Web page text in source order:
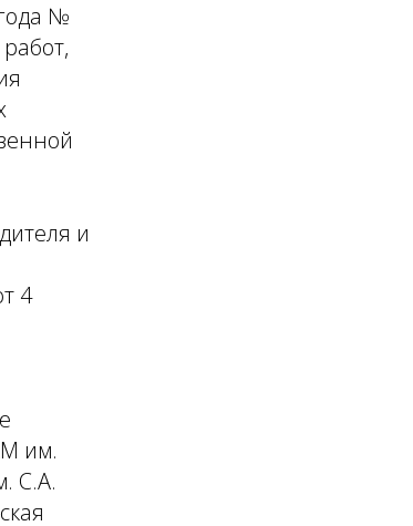
№
и
4
им.
С.А.